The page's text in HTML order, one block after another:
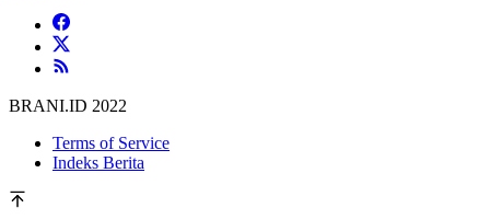
BRANI.ID 2022
Terms of Service
Indeks Berita